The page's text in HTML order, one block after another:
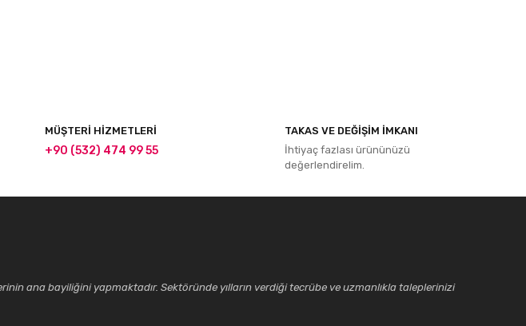
MÜŞTERİ HİZMETLERİ
+90 (532) 474 99 55
TAKAS VE DEĞİŞİM İMKANI
İhtiyaç fazlası ürününüzü
değerlendirelim.
ana bayiliğini yapmaktadır. Sektöründe yılların verdiği tecrübe ve uzmanlıkla taleplerinizi